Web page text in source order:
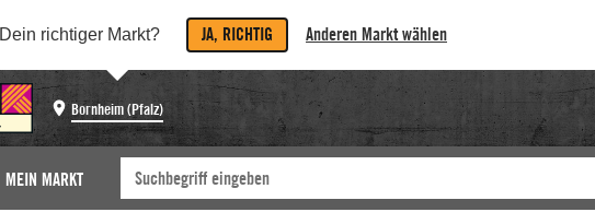
Dein richtiger Markt? JA, RICHTIG Anderen Markt wählen
Bornheim (Pfalz)
MEIN MARKT